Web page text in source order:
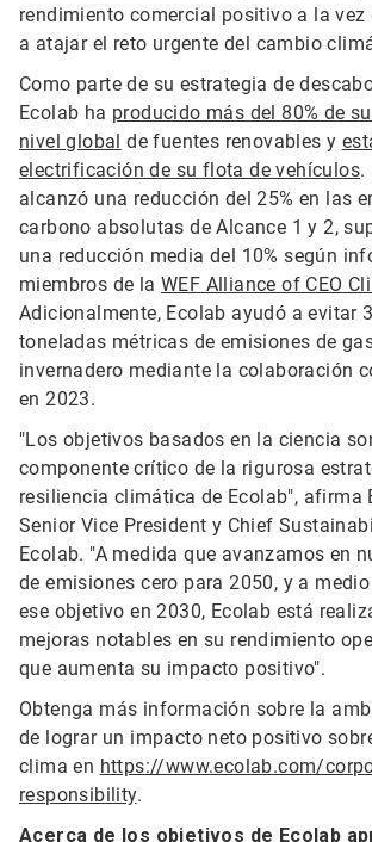
rendimiento comercial positivo a la vez
a atajar el reto urgente del cambio
Como parte de su estrategia de
Ecolab ha producido más del 80% de
nivel global de fuentes renovables y
electrificación de su flota de vehículos.
alcanzó una reducción del 25% en las
carbono absolutas de Alcance 1 y 2,
una reducción media del 10% según
miembros de laWEF Alliance of CEO
Adicionalmente, Ecolab ayudó a evitar
toneladas métricas de emisiones de
invernadero mediante la colaboración
en 2023.
"Los objetivos basados en la ciencia
componente crítico de la rigurosa
resiliencia climática de Ecolab", afirma
Senior Vice President y Chief
Ecolab. "A medida que avanzamos en
de emisiones cero para 2050, y a
ese objetivo en 2030, Ecolab está
mejoras notables en su rendimiento
que aumenta su impacto positivo".
Obtenga más información sobre la
de lograr un impacto neto positivo
clima en https://www.ecolab.com/
responsibility.
Acerca de los objetivos de Ecolab